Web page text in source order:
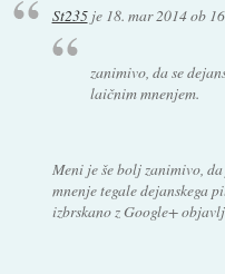
St235je 18. mar 2014 ob
zanimivo, da se
laičnim mnenjem.
Meni je še bolj zanimivo,
mnenje tegale dejanskega
izbrskano z Google+